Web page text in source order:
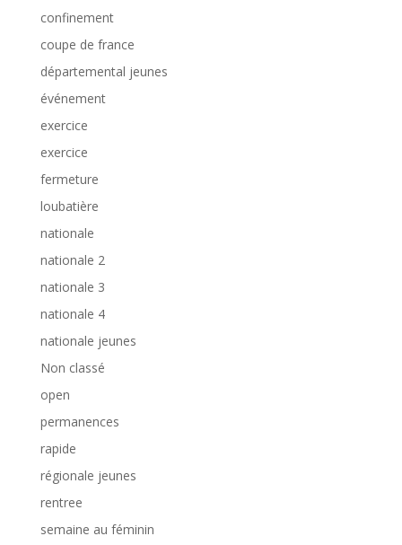
confinement
coupe de france
départemental jeunes
événement
exercice
exercice
fermeture
loubatière
nationale
nationale 2
nationale 3
nationale 4
nationale jeunes
Non classé
open
permanences
rapide
régionale jeunes
rentree
semaine au féminin